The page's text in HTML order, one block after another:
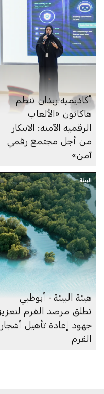
أكاديمية ربدان تنظم
هاكاثون «الألعاب
الرقمية الآمنة: الابتكار
من أجل مجتمع رقمي
آمن»
البيئة
هيئة البيئة - أبوظبي
تطلق مرصد القرم لتعزيز
جهود إعادة تأهيل أشجار
القرم